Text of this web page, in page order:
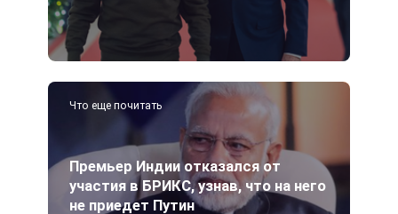
Что еще почитать
Премьер Индии отказался от
участия в БРИКС, узнав, что на него
не приедет Путин